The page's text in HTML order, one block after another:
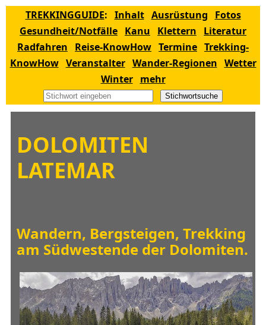
TREKKINGGUIDE: Inhalt Ausrüstung
Fotos
Gesundheit/Notfälle Kanu Klettern
Literatur
Radfahren
Reise-KnowHow Termine Trekking-
KnowHow Veranstalter Wander-Regionen Wetter
Winter
mehr
Stichwortsuche
DOLOMITEN
LATEMAR
Wandern, Bergsteigen, Trekking
am Südwestende der Dolomiten.